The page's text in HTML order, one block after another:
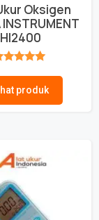
Oksigen
INSTRUMENT
HI2400
produk